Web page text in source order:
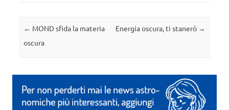
Navigazione articolo
← MOND sfida la materia
oscura
Energia oscura, ti stanerò →